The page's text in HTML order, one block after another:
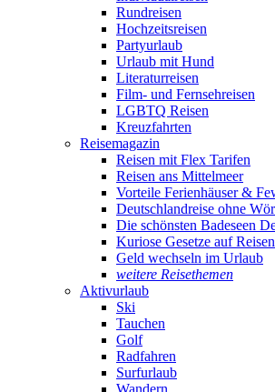
Rundreisen
Hochzeitsreisen
Partyurlaub
Urlaub mit Hund
Literaturreisen
Film- und Fernsehreisen
LGBTQ Reisen
Kreuzfahrten
Reisemagazin
Reisen mit Flex Tarifen
Reisen ans Mittelmeer
Vorteile Ferienhäuser &
Deutschlandreise ohne
Die schönsten Badeseen
Kuriose Gesetze auf Reisen
Geld wechseln im Urlaub
weitere Reisethemen
Aktivurlaub
Ski
Tauchen
Golf
Radfahren
Surfurlaub
Wandern